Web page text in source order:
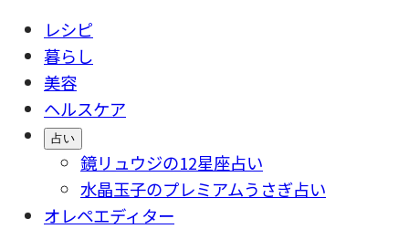
レシピ
暮らし
美容
ヘルスケア
占い
鏡リュウジの12星座占い
水晶玉子のプレミアムうさぎ占い
オレペエディター